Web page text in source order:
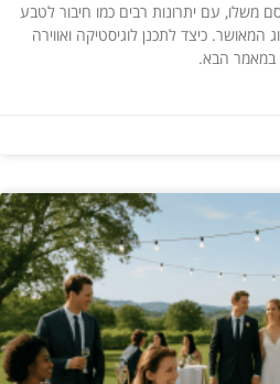
משלו, עם יתרונות רבים כמו חיבור לטבע
המאושר. כיצד לתכנן לוגיסטיקה ואווירה
במאמר הבא.